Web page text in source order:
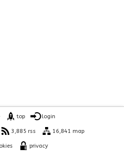
top login
3,885 rss 16,841 map
privacy